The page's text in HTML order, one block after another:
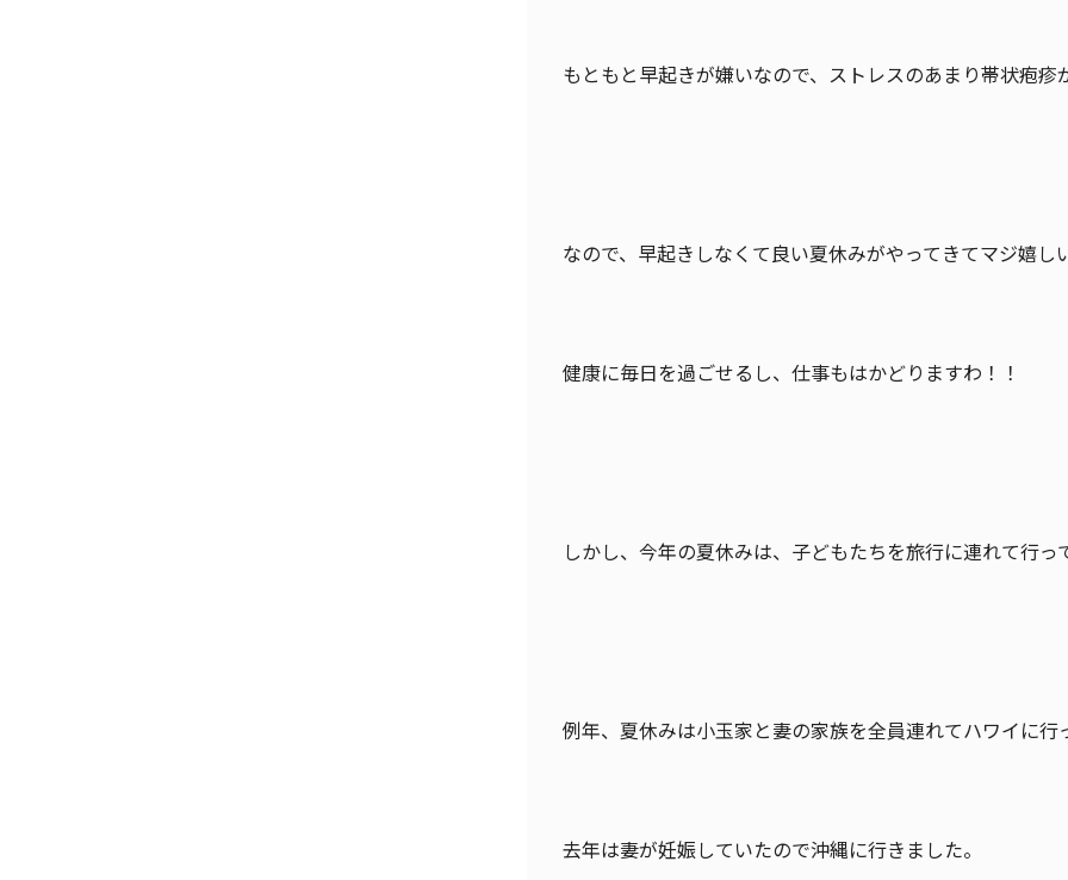
もともと早起きが嫌いなので、ストレスのあまり帯状疱
なので、早起きしなくて良い夏休みがやってきてマジ嬉し
健康に毎日を過ごせるし、仕事もはかどりますわ！！
しかし、今年の夏休みは、子どもたちを旅行に連れて行
例年、夏休みは小玉家と妻の家族を全員連れてハワイに行
去年は妻が妊娠していたので沖縄に行きました。